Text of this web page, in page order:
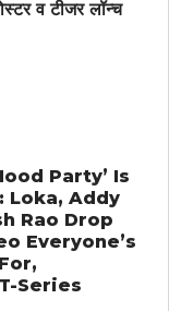
व टीजर लॉन्च
Party’ Is
Loka, Addy
Rao Drop
Everyone’s
Series